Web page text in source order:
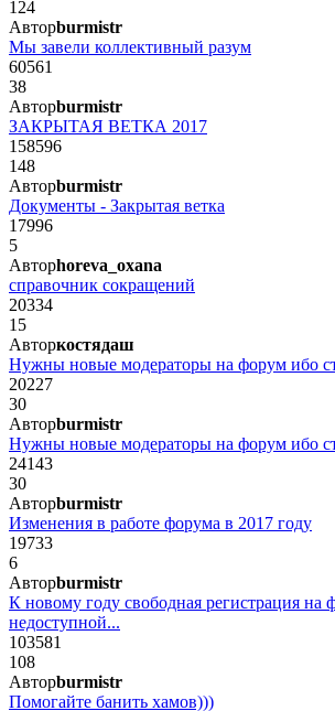
124
Авторburmistr
Мы завели коллективный разум
60561
38
Авторburmistr
ЗАКРЫТАЯ ВЕТКА 2017
158596
148
Авторburmistr
Документы - Закрытая ветка
17996
5
Авторhoreva_oxana
справочник сокращений
20334
15
Авторкостядаш
Нужны новые модераторы на форум ибо
20227
30
Авторburmistr
Нужны новые модераторы на форум ибо
24143
30
Авторburmistr
Изменения в работе форума в 2017 году
19733
6
Авторburmistr
К новому году свободная регистрация на
недоступной...
103581
108
Авторburmistr
Помогайте банить хамов)))